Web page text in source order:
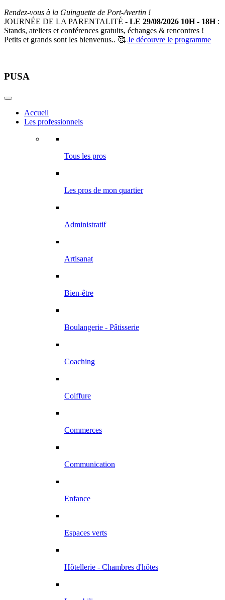
Rendez-vous à la Guinguette de Port-Avertin !
JOURNÉE DE LA PARENTALITÉ - LE 29/08/2026 10H - 18H:
Stands, ateliers et conférences gratuits, échanges & rencontres !
Petits et grands sont les bienvenus.. 🥰 Je découvre le programme
PUSA
Accueil
Les professionnels
Tous les pros
Les pros de mon quartier
Administratif
Artisanat
Bien-être
Boulangerie - Pâtisserie
Coaching
Coiffure
Commerces
Communication
Enfance
Espaces verts
Hôtellerie - Chambres d'hôtes